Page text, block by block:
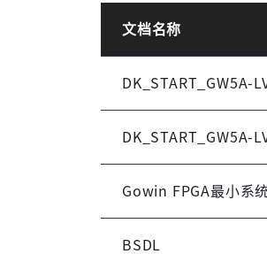
文档名称
DK_START_GW5A-
DK_START_GW5A-
Gowin FPGA最小系
BSDL